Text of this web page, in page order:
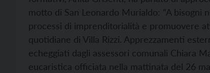
motto di San Leonardo Murialdo: “A bisogni
processi di imprenditorialità e promuovere
quotidiane di Villa Rizzi. Apprezzamenti
echeggiati dagli assessori comunali Chiara
eucaristica officiata nella mattinata del 26